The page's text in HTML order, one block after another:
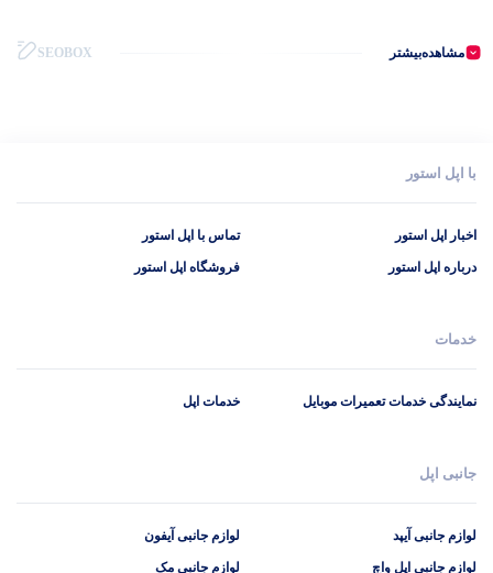
طراحی هماهنگ و مدرن
یکی از مهم‌ترین و کاربردی‌ترین وظایف ست بند و گارد حفاظت کامل از بدنه گجت
ست بند و گارد به گونه‌ای طراحی شده است که از ورود گرد و غبار به درون گجت
محصولات آنها در دسترس و امنیت کامل هستند.
تنوع رنگ و سبک
مشاهده‌بیشتر SEOBOX
با اپل استور
اخبار اپل استور
درباره اپل استور
تماس با اپل استور
فروشگاه اپل استور
خدمات
نمایندگی خدمات تعمیرات موبایل خدمات اپل
جانبی اپل
لوازم جانبی آیپد
لوازم جانبی اپل واچ
لوازم جانبی آیفون
لوازم جانبی مک